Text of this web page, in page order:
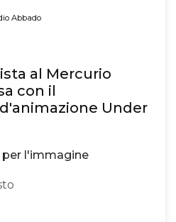
Abbado
al Mercurio
con il
Under
per l'immagine